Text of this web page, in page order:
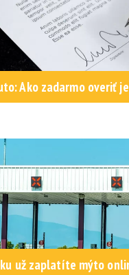
Ako zadarmo overiť
už zaplatíte mýto